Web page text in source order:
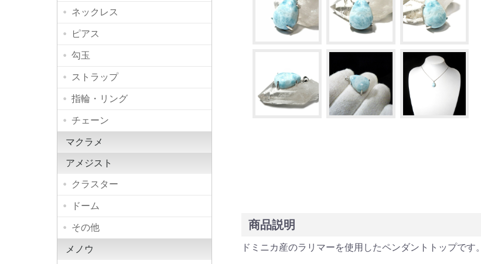
ネックレス
ピアス
勾玉
ストラップ
指輪・リング
チェーン
マクラメ
アメジスト
クラスター
ドーム
その他
メノウ
商品説明
ドミニカ産のラリマーを使用したペンダントトップです。